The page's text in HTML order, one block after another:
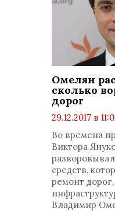
Омелян
сколько
дорог
29.12.2017 в
Во времена
Виктора
средств,
ремонт
Владимир